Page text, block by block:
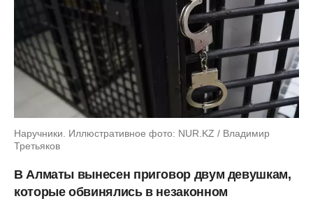
Наручники. Иллюстративное фото: NUR.KZ / Владимир
Третьяков
В Алматы вынесен приговор двум девушкам,
которые обвинялись в незаконном